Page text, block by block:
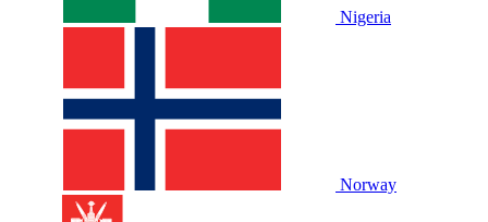
Nigeria
Norway